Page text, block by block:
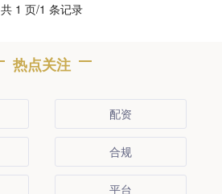
共 1 页/1 条记录
热点关注
配资
合规
平台